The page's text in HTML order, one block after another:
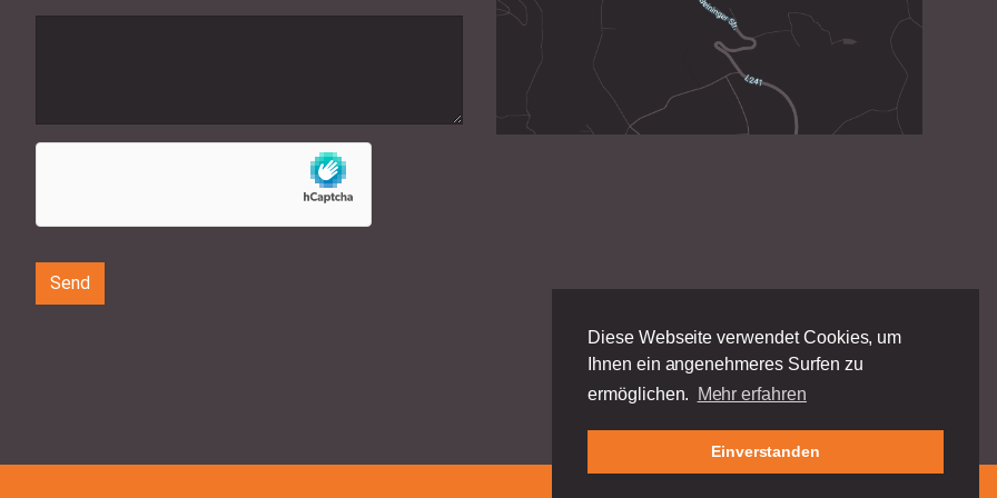
Diese Webseite verwendet Cookies, um
Ihnen ein angenehmeres Surfen zu
ermöglichen.
Mehr erfahren
Einverstanden